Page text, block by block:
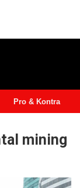
Pro & Kontra
mining